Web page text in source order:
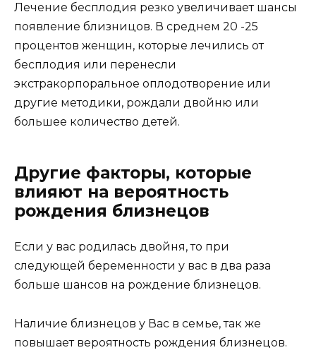
Лечение бесплодия резко увеличивает шансы
появление близницов. В среднем 20 -25
процентов женщин, которые лечились от
бесплодия или перенесли
экстракорпоральное оплодотворение или
другие методики, рождали двойню или
большее количество детей.
Другие факторы, которые
влияют на вероятность
рождения близнецов
Если у вас родилась двойня, то при
следующей беременности у вас в два раза
больше шансов на рождение близнецов.
Наличие близнецов у Вас в семье, так же
повышает вероятность рождения близнецов.